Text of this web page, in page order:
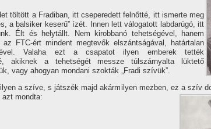
töltött a Fradiban, itt cseperedett felnőtté, itt ismerte meg
a balsiker keserű” í­zét. Innen lett válogatott labdarúgó, itt
Élt és helytállt. Nem kirobbanó tehetségével, hanem
az FTC-ért mindent megtevők elszántságával, határtalan
Valaha ezt a csapatot ilyen emberek tették
akiknek a tehetségét messze túlszárnyalta lüktető
vagy ahogyan mondani szokták „Fradi szí­vük”.
a szí­ve, s játszék majd akármilyen mezben, ez a szí­v
mondta: